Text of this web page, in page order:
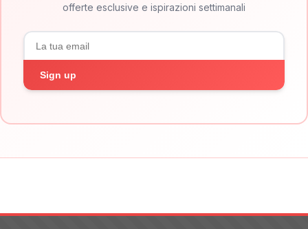
offerte esclusive e ispirazioni settimanali
Sign up